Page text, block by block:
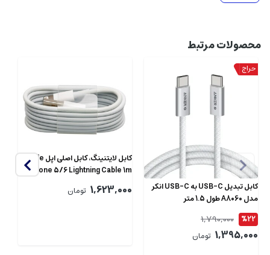
محصولات مرتبط
کابل تبدیل USB-C به USB-C انکر
مدل A8060 طول 1.5 متر
%22
1,790,000
1,395,000 تومان
کابل لایتنینگ، کابل اصلی اپل Apple
iphone 5/6 Lightning Cable 1m
1,623,000 تومان